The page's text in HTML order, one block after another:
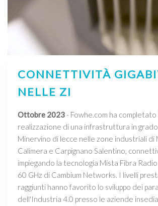
CONNETTIVITÀ
NELLE ZI
Ottobre 2023- Fowhe.com ha completato
realizzazione di una infrastruttura in
Minervino di lecce nelle zone industriali di
Calimera e Carpignano Salentino,
impiegando la tecnologia Mista Fibra
60 GHz di Cambium Networks. I livelli
raggiunti hanno favorito lo sviluppo dei
dell'Industria 4.0 presso le aziende